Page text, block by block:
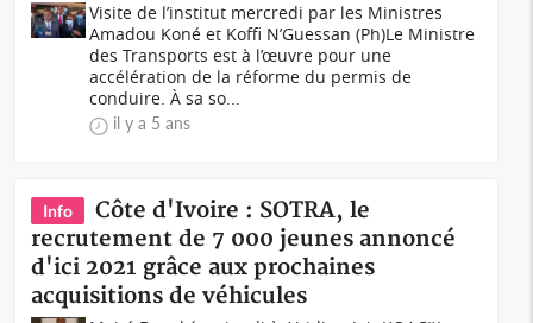
Visite de l’institut mercredi par les Ministres
Amadou Koné et Koffi N’Guessan (Ph)Le Ministre
des Transports est à l’œuvre pour une
accélération de la réforme du permis de
conduire. À sa so...
il y a 5 ans
Info
Côte d'Ivoire : SOTRA, le
recrutement de 7 000 jeunes annoncé
d'ici 2021 grâce aux prochaines
acquisitions de véhicules